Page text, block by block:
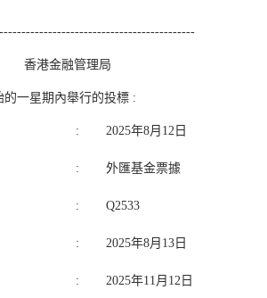
香港金融管理局
的一星期內舉行的投標 :
: 2025年8月12日
: 外匯基金票據
: Q2533
: 2025年8月13日
: 2025年11月12日